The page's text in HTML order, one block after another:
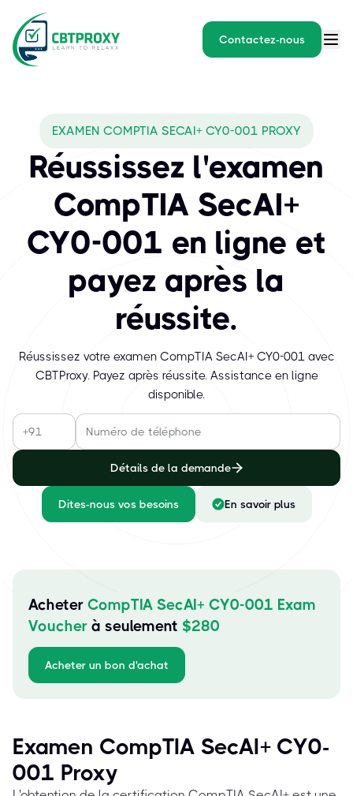
Contactez-nous
EXAMEN COMPTIA SECAI+ CY0-001 PROXY
Réussissez l'examen
CompTIA SecAI+
CY0-001 en ligne et
payez après la
réussite.
Réussissez votre examen CompTIA SecAI+ CY0-001 avec
CBTProxy. Payez après réussite. Assistance en ligne
disponible.
Détails de la demande
Dites-nous vos besoins En savoir plus
Acheter CompTIA SecAI+ CY0-001 Exam
Voucher à seulement $280
Acheter un bon d'achat
Examen CompTIA SecAI+ CY0-
001 Proxy